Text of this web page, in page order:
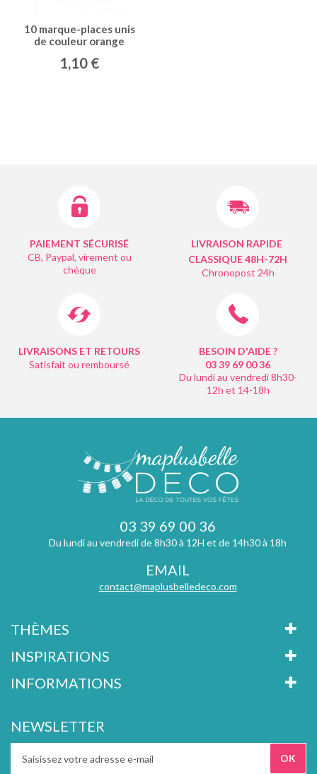
10 marque-places unis
de couleur orange
1,10 €
PAIEMENT SÉCURISÉ
CB, Paypal, virement ou
chèque
LIVRAISON RAPIDE
CLASSIQUE 48H-72H
Chronopost 24h
LIVRAISONS ET RETOURS
Satisfait ou remboursé
BESOIN D'AIDE ?
03 39 69 0036
Du lundi au vendredi 8h30-
12h et 14-18h
03 39 69 00 36
Du lundi au vendredi de 8h30 à 12H et de 14h30 à 18h
EMAIL
contact@maplusbelledeco.com
THÈMES
INSPIRATIONS
INFORMATIONS
NEWSLETTER